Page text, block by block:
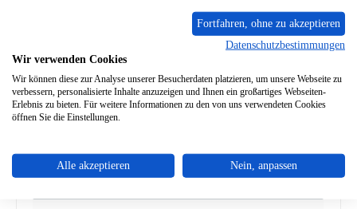
Frage zum Produkt
Original Zugumlenkung unten für den Kaminofen Wodtke
Vivo KK 45 F Wodtke Vivo KK 45 F Zugumlenkung unten
Eckdaten: Rauch…Mehr
Fortfahren, ohne zu akzeptieren
Datenschutzbestimmungen
Wir verwenden Cookies
Wir können diese zur Analyse unserer Besucherdaten platzieren, um unsere Webseite zu
verbessern, personalisierte Inhalte anzuzeigen und Ihnen ein großartiges Webseiten-
Erlebnis zu bieten. Für weitere Informationen zu den von uns verwendeten Cookies
öffnen Sie die Einstellungen.
Alle akzeptieren Nein, anpassen